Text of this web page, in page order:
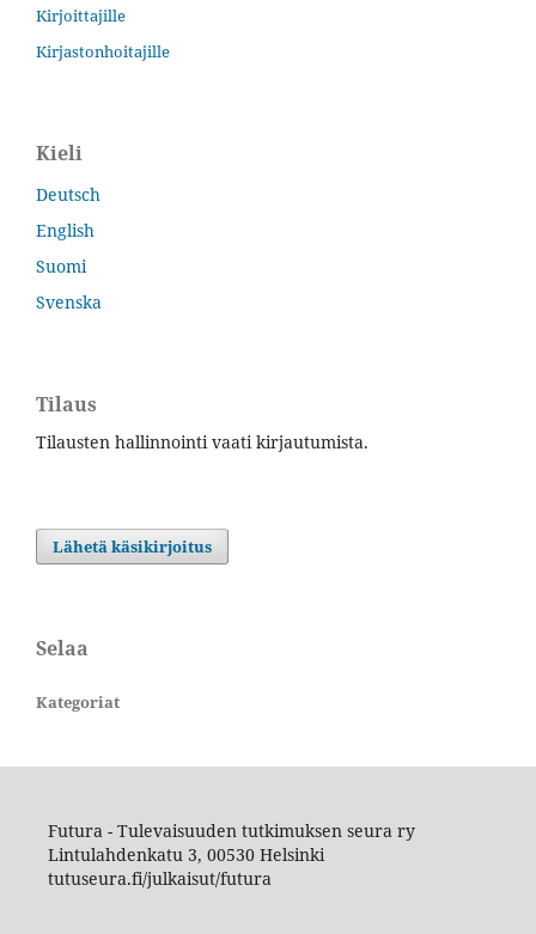
Kirjoittajille
Kirjastonhoitajille
Kieli
Deutsch
English
Suomi
Svenska
Tilaus
Tilausten hallinnointi vaati kirjautumista.
Lähetä käsikirjoitus
Selaa
Kategoriat
Futura - Tulevaisuuden tutkimuksen seura ry
Lintulahdenkatu 3, 00530 Helsinki
tutuseura.fi/julkaisut/futura